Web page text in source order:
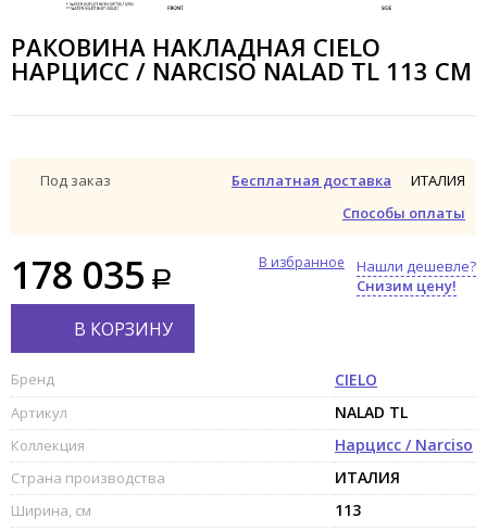
РАКОВИНА НАКЛАДНАЯ CIELO
НАРЦИСС / NARCISO NALAD TL 113 СМ
Под заказ
Бесплатная доставка
Способы оплаты
ИТАЛИЯ
178 035
Нашли дешевле?
Снизим цену!
В избранное
В КОРЗИНУ
Бренд CIELO
Артикул NALAD TL
Коллекция Нарцисс / Narciso
Страна производства ИТАЛИЯ
Ширина, см 113